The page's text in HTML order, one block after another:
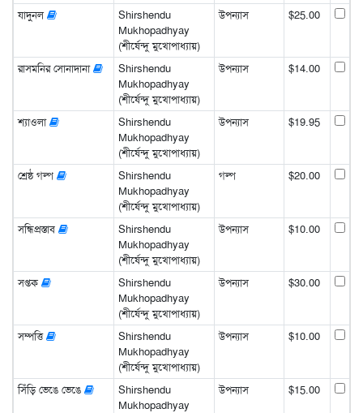
যাদুনল
Shirshendu
Mukhopadhyay
(শীর্ষেন্দু মুখোপাধ্যায়)
উপন্যাস $25.00
রাসমনির সোনাদানা
Shirshendu
Mukhopadhyay
(শীর্ষেন্দু মুখোপাধ্যায়)
উপন্যাস $14.00
শ্যাওলা
Shirshendu
Mukhopadhyay
(শীর্ষেন্দু মুখোপাধ্যায়)
উপন্যাস $19.95
শ্রেষ্ঠ গল্প
Shirshendu
Mukhopadhyay
(শীর্ষেন্দু মুখোপাধ্যায়)
গল্প $20.00
সন্ধিপ্রস্তাব
Shirshendu
Mukhopadhyay
(শীর্ষেন্দু মুখোপাধ্যায়)
উপন্যাস $10.00
সপ্তক
Shirshendu
Mukhopadhyay
(শীর্ষেন্দু মুখোপাধ্যায়)
উপন্যাস $30.00
সম্পত্তি
Shirshendu
Mukhopadhyay
(শীর্ষেন্দু মুখোপাধ্যায়)
উপন্যাস $10.00
সিঁড়ি ভেঙে ভেঙে
Shirshendu
Mukhopadhyay
উপন্যাস $15.00